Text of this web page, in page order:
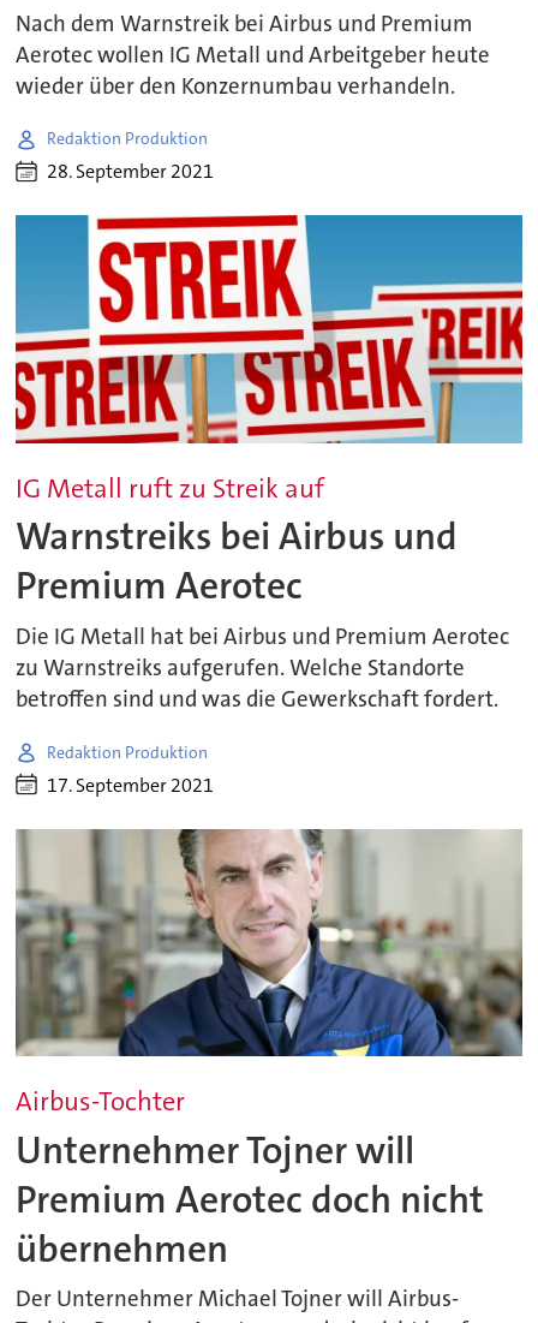
Nach dem Warnstreik bei Airbus und Premium
Aerotec wollen IG Metall und Arbeitgeber heute
wieder über den Konzernumbau verhandeln.
Redaktion Produktion
28. September 2021
IG Metall ruft zu Streik auf
Warnstreiks bei Airbus und
Premium Aerotec
Die IG Metall hat bei Airbus und Premium Aerotec
zu Warnstreiks aufgerufen. Welche Standorte
betroffen sind und was die Gewerkschaft fordert.
Redaktion Produktion
17. September 2021
Airbus-Tochter
Unternehmer Tojner will
Premium Aerotec doch nicht
übernehmen
Der Unternehmer Michael Tojner will Airbus-